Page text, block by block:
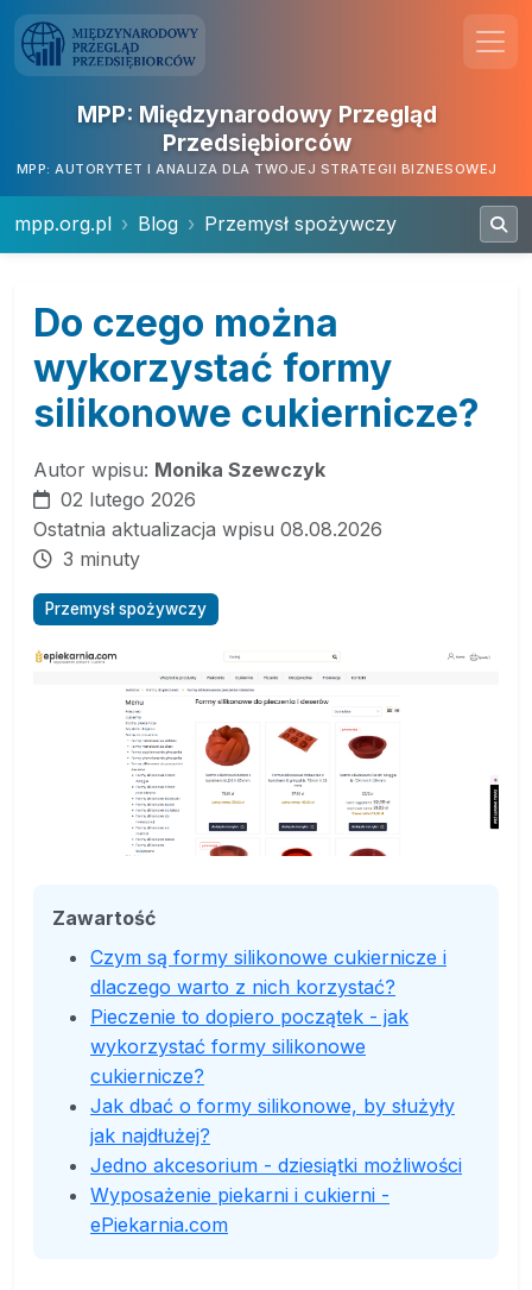
MPP: Międzynarodowy Przegląd
Przedsiębiorców
MPP: AUTORYTET I ANALIZA DLA TWOJEJ STRATEGII BIZNESOWEJ
mpp.org.pl Blog Przemysł spożywczy
Do czego można
wykorzystać formy
silikonowe cukiernicze?
Autor wpisu: Monika Szewczyk
02 lutego 2026
Ostatnia aktualizacja wpisu 08.08.2026
3 minuty
Przemysł spożywczy
Zawartość
Czym są formy silikonowe cukiernicze i
dlaczego warto z nich korzystać?
Pieczenie to dopiero początek - jak
wykorzystać formy silikonowe
cukiernicze?
Jak dbać o formy silikonowe, by służyły
jak najdłużej?
Jedno akcesorium - dziesiątki możliwości
Wyposażenie piekarni i cukierni -
ePiekarnia.com